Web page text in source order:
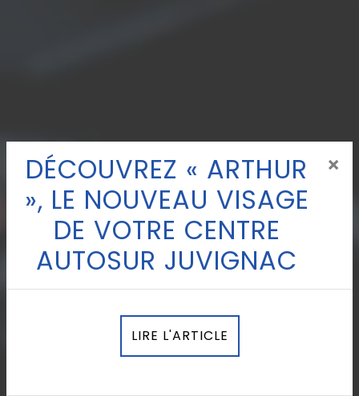
DÉCOUVREZ « ARTHUR
», LE NOUVEAU VISAGE
DE VOTRE CENTRE
AUTOSUR JUVIGNAC
×
LIRE L'ARTICLE